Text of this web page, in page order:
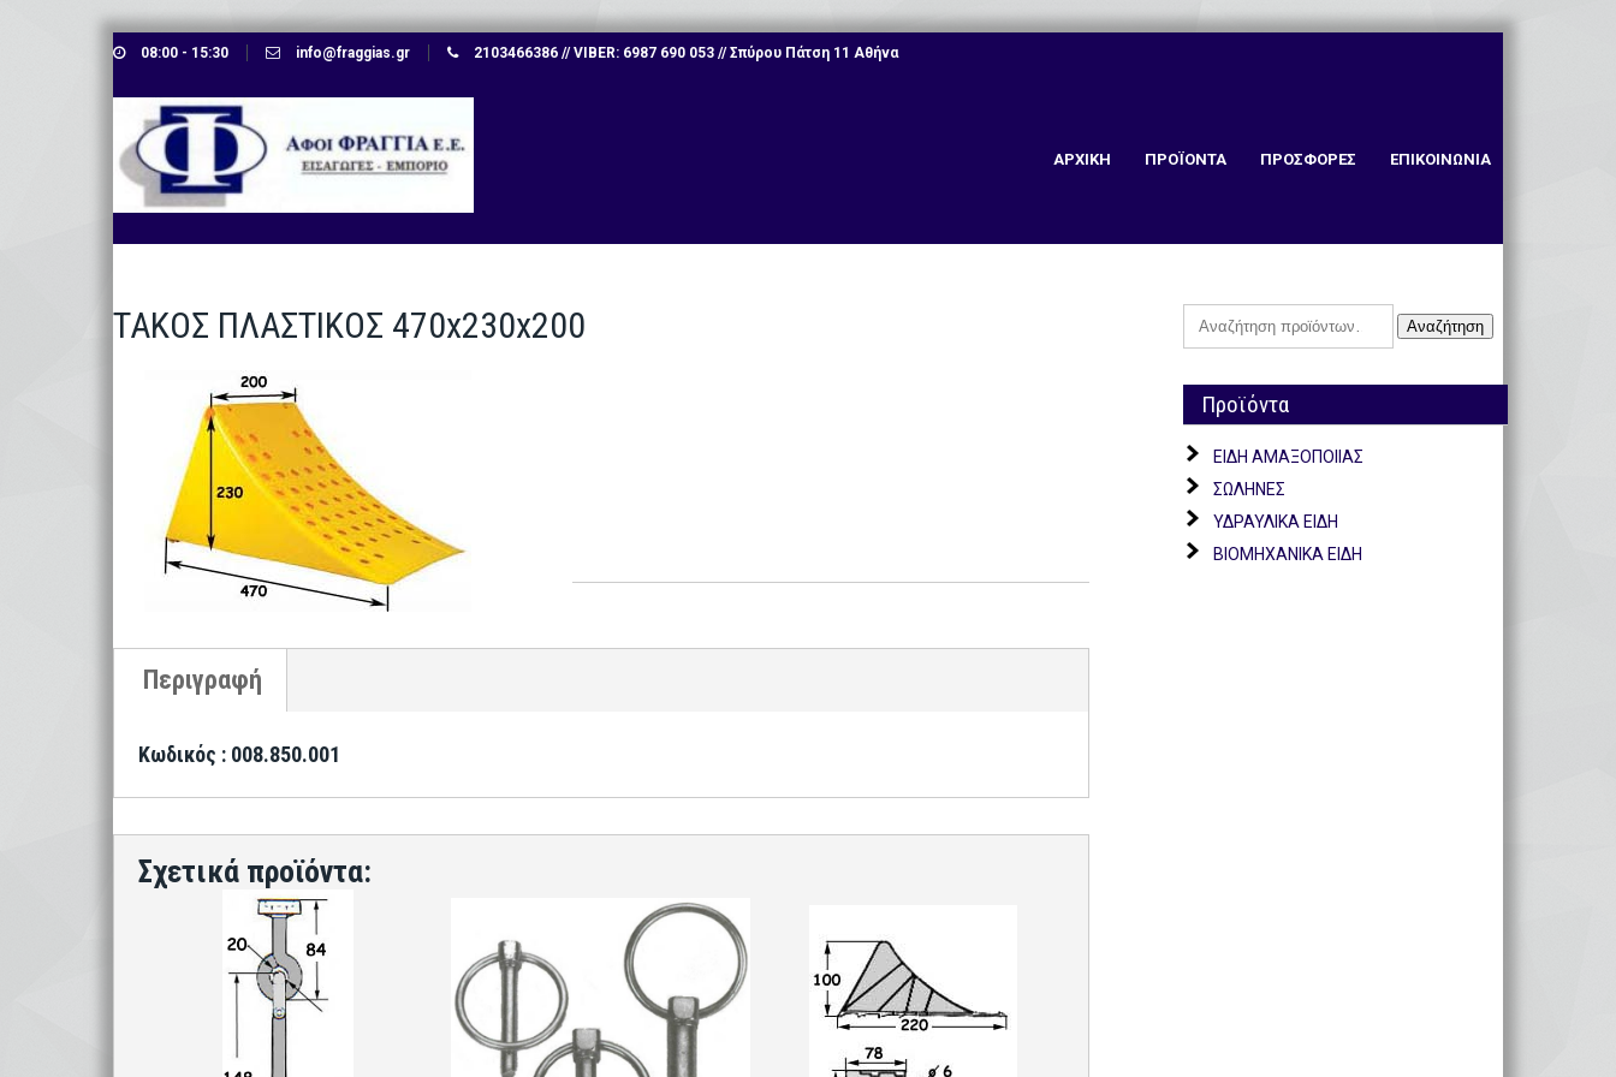
Skip
content
08:00 - 15:30 info@fraggias.gr 2103466386 // VIBER: 6987 690 053 // Σπύρου Πάτση 11 Αθήνα
ΑΡΧΙΚΗ ΠΡΟΪΟΝΤΑ ΠΡΟΣΦΟΡΕΣ ΕΠΙΚΟΙΝΩΝΙΑ
ΤΑΚΟΣ ΠΛΑΣΤΙΚΟΣ 470x230x200
Κωδικός : 008.850.001
Αναζήτηση
Αναζήτηση
Προϊόντα
ΕΙΔΗ ΑΜΑΞΟΠΟΙΙΑΣ
ΣΩΛΗΝΕΣ
ΥΔΡΑΥΛΙΚΑ ΕΙΔΗ
ΒΙΟΜΗΧΑΝΙΚΑ ΕΙΔΗ